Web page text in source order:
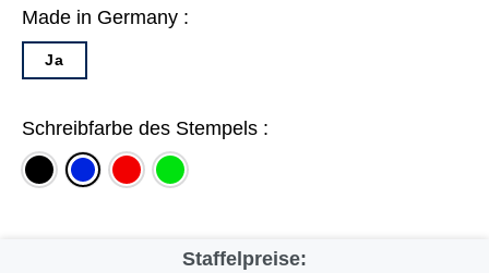
Made in Germany :
Ja
Schreibfarbe des Stempels :
schwarzblau rot grün
Staffelpreise: